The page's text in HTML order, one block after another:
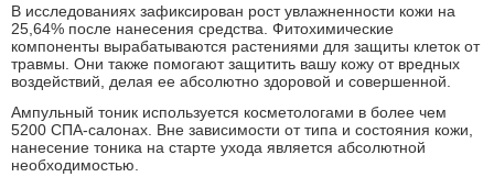
В исследованиях зафиксирован рост увлажненности кожи на
25,64% после нанесения средства. Фитохимические
компоненты вырабатываются растениями для защиты клеток от
травмы. Они также помогают защитить вашу кожу от вредных
воздействий, делая ее абсолютно здоровой и совершенной.
Ампульный тоник используется косметологами в более чем
5200 СПА-салонах. Вне зависимости от типа и состояния кожи,
нанесение тоника на старте ухода является абсолютной
необходимостью.